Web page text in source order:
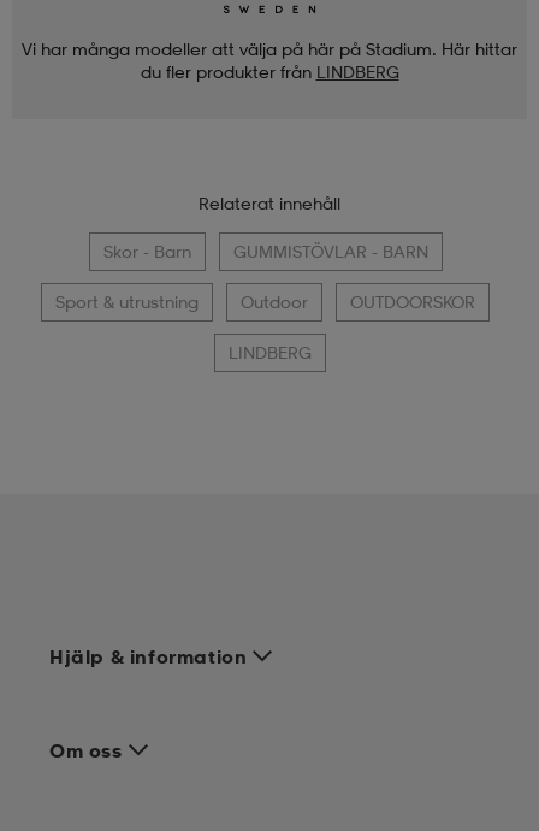
Vi har många modeller att välja på här på Stadium. Här hittar
du fler produkter från LINDBERG
Relaterat innehåll
Skor - Barn GUMMISTÖVLAR - BARN
Sport & utrustning Outdoor OUTDOORSKOR
LINDBERG
Hjälp & information
Om oss